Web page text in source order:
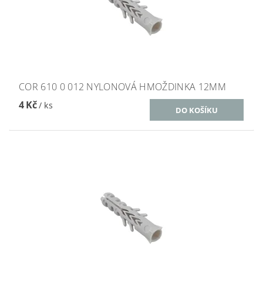
COR 610 0 012 NYLONOVÁ HMOŽDINKA 12MM
4 Kč/ ks